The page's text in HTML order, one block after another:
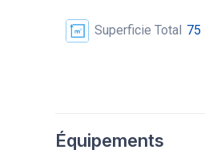
Superficie Total 75
Équipements